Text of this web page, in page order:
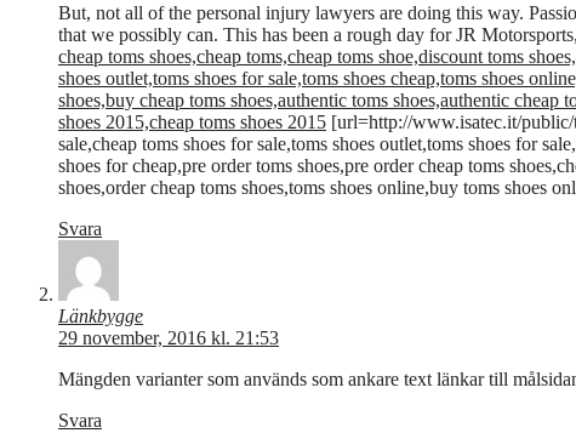
But, not all of the personal injury lawyers are doing this way.
that we possibly can. This has been a rough day for JR
cheap toms shoes,cheap toms,cheap toms shoe,discount toms
shoes outlet,toms shoes for sale,toms shoes cheap,toms shoes
shoes,buy cheap toms shoes,authentic toms shoes,authentic
shoes 2015,cheap toms shoes 2015 [url=http://www.isatec.it/public/
sale,cheap toms shoes for sale,toms shoes outlet,toms shoes for
shoes for cheap,pre order toms shoes,pre order cheap toms
shoes,order cheap toms shoes,toms shoes online,buy toms shoes
Svara
Länkbygge
29 november, 2016 kl. 21:53
Mängden varianter som används som ankare text länkar till
Svara